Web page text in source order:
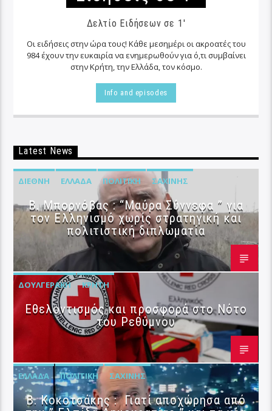
Δελτίο Ειδήσεων σε 1'
Οι ειδήσεις στην ώρα τους! Κάθε μεσημέρι οι ακροατές του
984 έχουν την ευκαιρία να ενημερωθούν για ό,τι συμβαίνει
στην Κρήτη, την Ελλάδα, τον κόσμο.
Info and episodes
Latest News
ΔΙΕΘΝΉ ΕΛΛΆΔΑ ΠΟΛΙΤΙΚΉ ΣΑΧΊΝΗΣ
B. Μπορνόβας : “Μαύρα Σύννεφα ” για
τον Ελληνισμό χωρίς στρατηγική και
πολιτιστική διπλωματία
ΔΟΥΛΓΕΡΆΚΗ ΚΡΉΤΗ
Εθελοντισμός και προσφορά στο Νότο
του Ρεθύμνου
ΕΛΛΆΔΑ ΠΟΛΙΤΙΚΉ ΣΑΧΊΝΗΣ
Β. Κοκοτσάκης : Γιατί αποχώρησα από